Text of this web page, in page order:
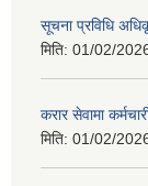
सूचना प्रविधि
मिति: 01/02/
करार सेवामा
मिति: 01/02/